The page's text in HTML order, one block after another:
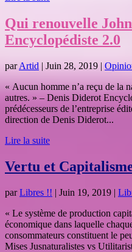
Qui renouvelle
Encyclopédiste 2.0
parArtid | Juin 28, 2019 |
« Aucun homme n’a reçu de la
autres. » – Denis Diderot
prédécesseurs de l’entreprise
direction de Denis Diderot...
Lire la suite
Vertu et
parLibres !! | Juin 19, 2019 |
« Le système de production
économique dans laquelle
consommateurs constituent le
Mises Jusnaturalistes vs